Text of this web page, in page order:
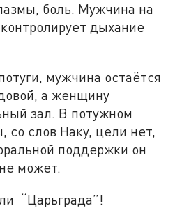
боль. Мужчина на
дыхание
мужчина остаётся
а женщину
зал. В потужном
со слов Наку, цели нет,
поддержки он
может.
“Царьграда”!